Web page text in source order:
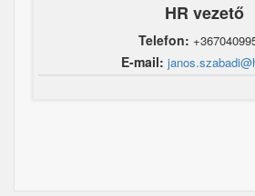
HR vezető
Telefon:
E-mail: